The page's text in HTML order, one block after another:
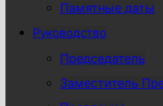
Памятные даты
Руководство
Председатель
Заместитель